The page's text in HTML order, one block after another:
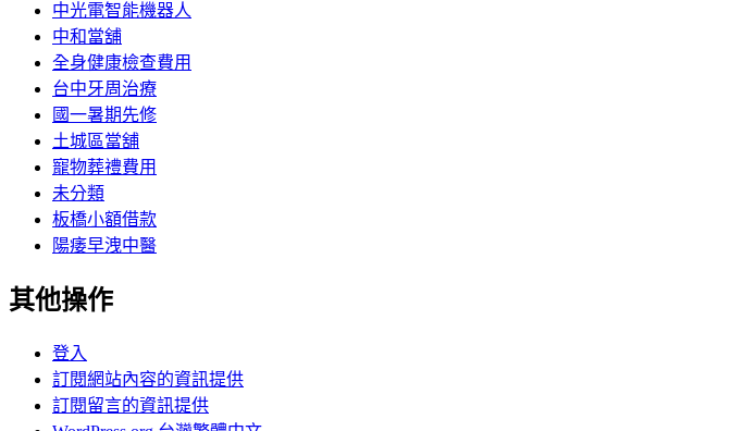
中光電智能機器人
中和當舖
全身健康檢查費用
台中牙周治療
國一暑期先修
土城區當舖
寵物葬禮費用
未分類
板橋小額借款
陽痿早洩中醫
其他操作
登入
訂閱網站內容的資訊提供
訂閱留言的資訊提供